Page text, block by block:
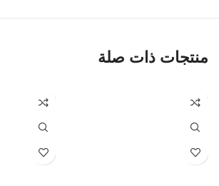
ضع البطارية داخل فتحة البطارية ، واضغط عليها
البطارية بشكل صحيح
قم بتوصيل كابل البطارية وإعادة تثبيت الشريحة
منتجات ذات صلة